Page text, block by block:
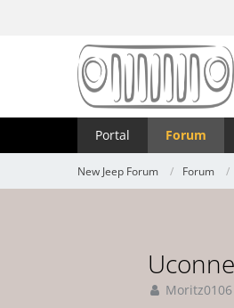
Portal Forum
New Jeep Forum Forum
Moritz0106